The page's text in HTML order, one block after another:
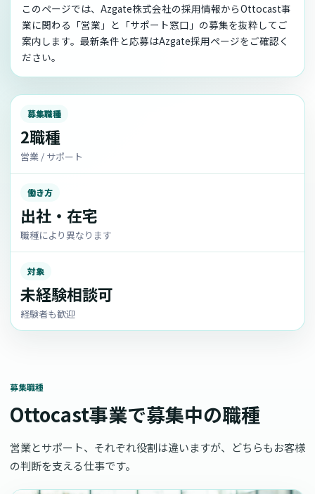
このページでは、Azgate株式会社の採用情報からOttocast事
業に関わる「営業」と「サポート窓口」の募集を抜粋してご
案内します。最新条件と応募はAzgate採用ページをご確認く
ださい。
募集職種
2職種
営業 / サポート
働き方
出社・在宅
職種により異なります
対象
未経験相談可
経験者も歓迎
募集職種
Ottocast事業で募集中の職種
営業とサポート、それぞれ役割は違いますが、どちらもお客様
の判断を支える仕事です。